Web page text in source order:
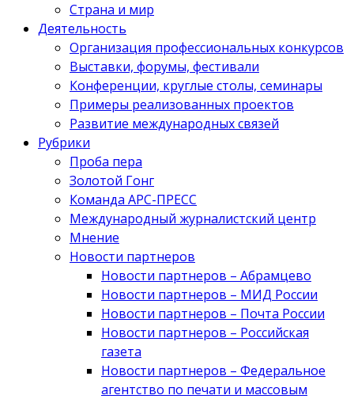
Страна и мир
Деятельность
Организация профессиональных конкурсов
Выставки, форумы, фестивали
Конференции, круглые столы, семинары
Примеры реализованных проектов
Развитие международных связей
Рубрики
Проба пера
Золотой Гонг
Команда АРС-ПРЕСС
Международный журналистский центр
Мнение
Новости партнеров
Новости партнеров – Абрамцево
Новости партнеров – МИД России
Новости партнеров – Почта России
Новости партнеров – Российская
газета
Новости партнеров – Федеральное
агентство по печати и массовым